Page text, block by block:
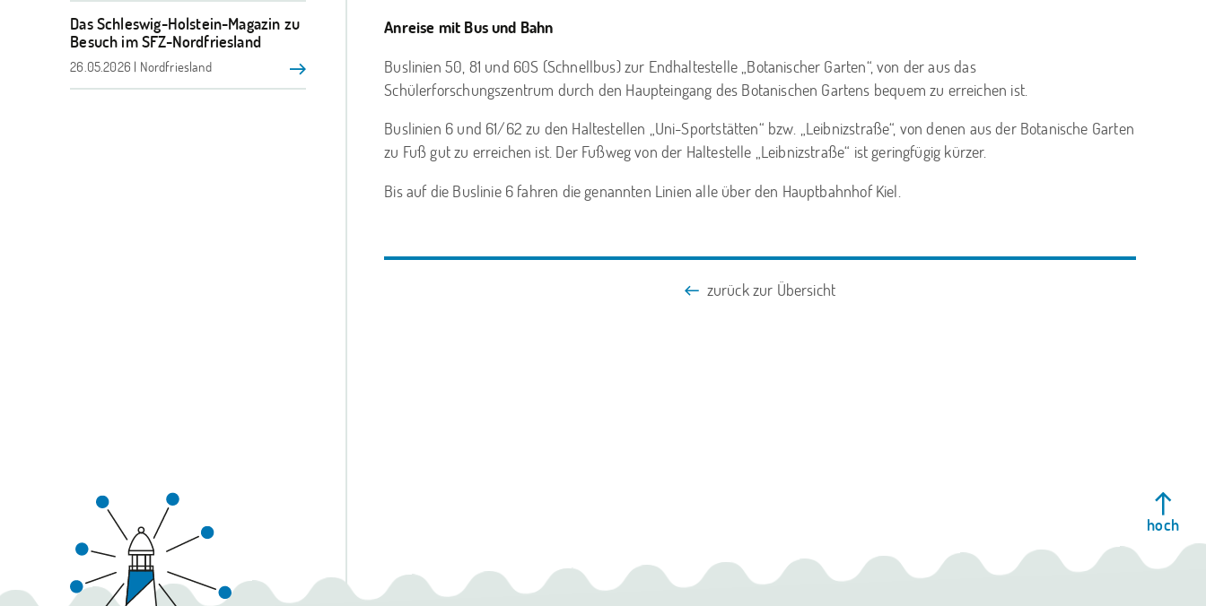
Anreise mit Bus und Bahn
Buslinien 50, 81 und 60S (Schnellbus) zur Endhaltestelle „Botanischer Garten“, von der aus das
Schülerforschungszentrum durch den Haupteingang des Botanischen Gartens bequem zu erreichen ist.
Buslinien 6 und 61/62 zu den Haltestellen „Uni-Sportstätten“ bzw. „Leibnizstraße“, von denen aus der Botanische Garten
zu Fuß gut zu erreichen ist. Der Fußweg von der Haltestelle „Leibnizstraße“ ist geringfügig kürzer.
Bis auf die Buslinie 6 fahren die genannten Linien alle über den Hauptbahnhof Kiel.
zurück zur Übersicht
Das Schleswig-Holstein-Magazin zu
Besuch im SFZ-Nordfriesland
26.05.2026 | Nordfriesland
hoch